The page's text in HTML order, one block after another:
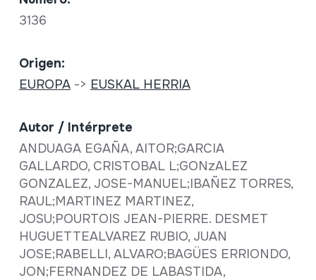
3136
Origen:
EUROPA-> EUSKAL HERRIA
Autor / Intérprete
ANDUAGA EGAÑA, AITOR;GARCIA
GALLARDO, CRISTOBAL L;GONzALEZ
GONZALEZ, JOSE-MANUEL;IBAÑEZ TORRES,
RAUL;MARTINEZ MARTINEZ,
JOSU;POURTOIS JEAN-PIERRE. DESMET
HUGUETTEALVAREZ RUBIO, JUAN
JOSE;RABELLI, ALVARO;BAGÜES ERRIONDO,
JON;FERNANDEZ DE LABASTIDA,